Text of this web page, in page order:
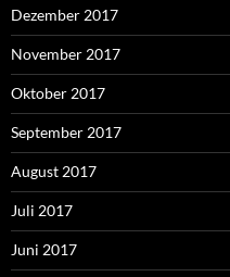
Dezember 2017
November 2017
Oktober 2017
September 2017
August 2017
Juli 2017
Juni 2017